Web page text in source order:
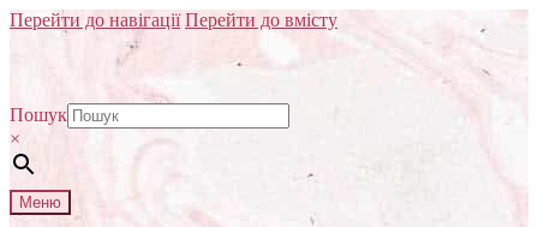
Перейти до навігації Перейти до вмісту
Пошук
×
Меню